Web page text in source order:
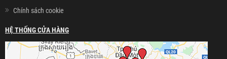
Chính sách cookie
HỆ THỐNG CỬA HÀNG